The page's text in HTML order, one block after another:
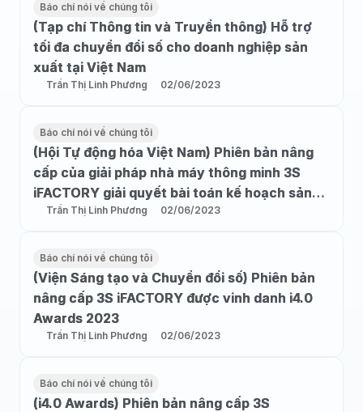
Báo chí nói về chúng tôi
(Tạp chí Thông tin và Truyền thông) Hỗ trợ
tối đa chuyển đổi số cho doanh nghiệp sản
xuất tại Việt Nam
Trần Thị Linh Phương 02/06/2023
Báo chí nói về chúng tôi
(Hội Tự động hóa Việt Nam) Phiên bản nâng
cấp của giải pháp nhà máy thông minh 3S
iFACTORY giải quyết bài toán kế hoạch sản
xuất
Trần Thị Linh Phương 02/06/2023
Báo chí nói về chúng tôi
(Viện Sáng tạo và Chuyển đổi số) Phiên bản
nâng cấp 3S iFACTORY được vinh danh i4.0
Awards 2023
Trần Thị Linh Phương 02/06/2023
Báo chí nói về chúng tôi
(i4.0 Awards) Phiên bản nâng cấp 3S